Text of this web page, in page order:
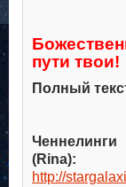
пути твои!
Полный
(Rina):
http://